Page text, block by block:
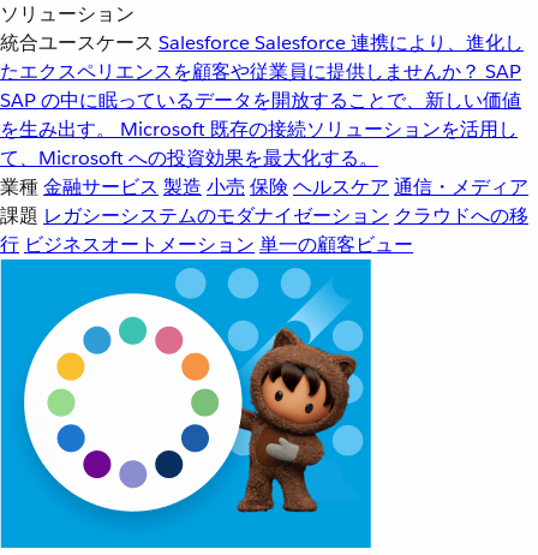
ソリューション
統合ユースケース SalesforceSalesforce 連携により、進化し
たエクスペリエンスを顧客や従業員に提供しませんか？ SAP
SAP の中に眠っているデータを開放することで、新しい価値
を生み出す。
Microsoft 既存の接続ソリューションを活用し
て、Microsoft への投資効果を最大化する。
業種金融サービス 製造 小売 保険 ヘルスケア 通信・メディア
課題 レガシーシステムのモダナイゼーション クラウドへの移
行 ビジネスオートメーション 単一の顧客ビュー